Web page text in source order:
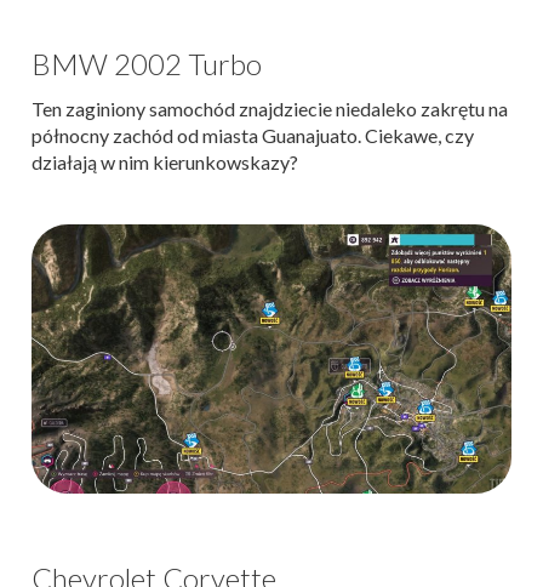
BMW 2002 Turbo
Ten zaginiony samochód znajdziecie niedaleko zakrętu na
północny zachód od miasta Guanajuato. Ciekawe, czy
działają w nim kierunkowskazy?
Chevrolet Corvette